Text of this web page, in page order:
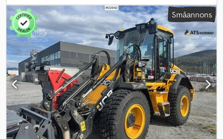
kg 55,4 kW Centralsmörjning Snabbfäste Bra däck
Dcodsyyhbpopfx Apvsk Volvo-skopa, 1 m³ Rundstrålkastare
Radio/CD AC/klimatanläggning Video finns Service utförd av
ägaren Omgående leverans möjlig Beskrivning: Volvo L30G
hjullastare med endast 1410 drifttimmar. Maskinen säljs med skopa.
Omgående leverans. Drifttimmar: 1410 Egenvikt: 6000 kW: 55,4
Modell: L30G hjullastare med skopa – 1410 timmar! SE VIDEO =
Ytterligare information = Serienummer: 322xxxx Kontakta ATS
Norway för mer information.
Småannons